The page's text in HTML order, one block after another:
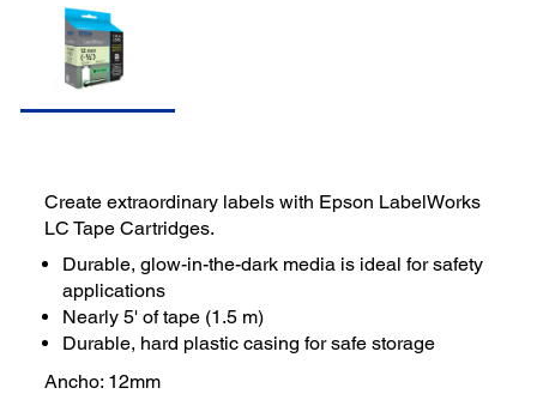
Create extraordinary labels with Epson LabelWorks
LC Tape Cartridges.
Durable, glow-in-the-dark media is ideal for safety
applications
Nearly 5' of tape (1.5 m)
Durable, hard plastic casing for safe storage
Ancho: 12mm